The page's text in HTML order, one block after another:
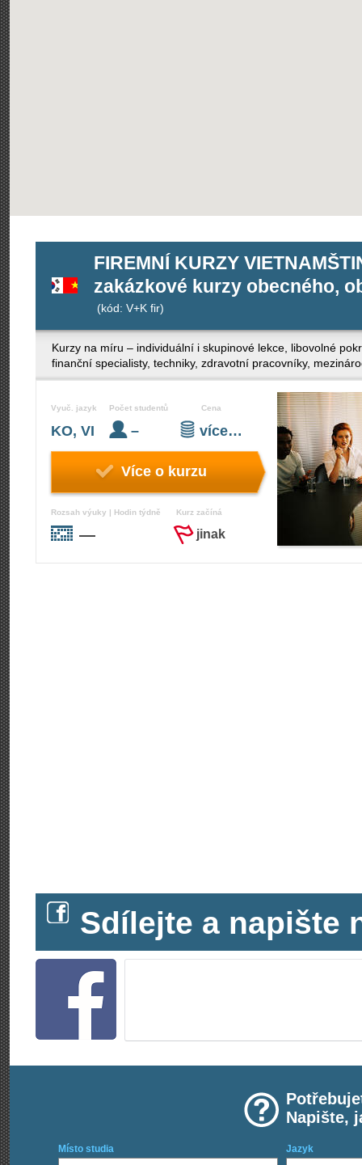
FIREMNÍ KURZY
zakázkové kurzy obecného,
(kód: V+K fir)
Kurzy na míru – individuální i skupinové lekce, libovolné
finanční specialisty, techniky, zdravotní pracovníky,
Vyuč. jazyk
KO, VI
Počet studentů
–
Cena
více…
Více o kurzu
Rozsah výuky | Hodin týdně
—
Kurz začíná
jinak
Sdílejte a napište
Napište,
Místo studia Jazyk